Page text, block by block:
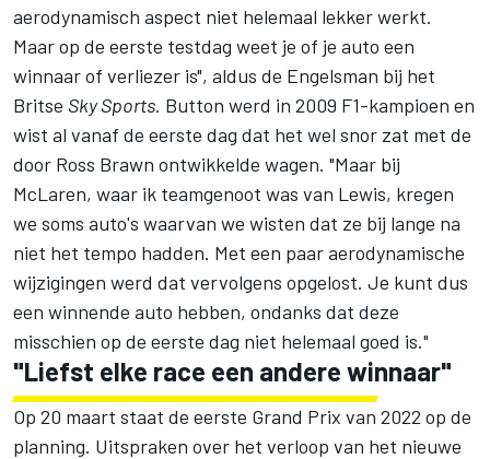
aerodynamisch aspect niet helemaal lekker werkt.
Maar op de eerste testdag weet je of je auto een
winnaar of verliezer is", aldus de Engelsman bij het
Britse Sky Sports. Button werd in 2009 F1-kampioen en
wist al vanaf de eerste dag dat het wel snor zat met de
door Ross Brawn ontwikkelde wagen. "Maar bij
McLaren, waar ik teamgenoot was van Lewis, kregen
we soms auto's waarvan we wisten dat ze bij lange na
niet het tempo hadden. Met een paar aerodynamische
wijzigingen werd dat vervolgens opgelost. Je kunt dus
een winnende auto hebben, ondanks dat deze
misschien op de eerste dag niet helemaal goed is."
"Liefst elke race een andere winnaar"
Op 20 maart staat de eerste Grand Prix van 2022 op de
planning. Uitspraken over het verloop van het nieuwe